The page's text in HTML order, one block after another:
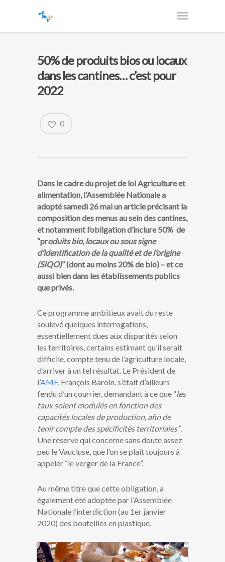
50% de produits bios ou locaux
dans les cantines… c’est pour
2022
0
Dans le cadre du projet de loi Agriculture et
alimentation, l’Assemblée Nationale a
adopté samedi 26 mai un article précisant la
composition des menus au sein des cantines,
et notamment l’obligation d’inclure 50% de
“produits bio, locaux ou sous signe
d’identification de la qualité et de l’origine
(SIQO)” (dont au moins 20% de bio) – et ce
aussi bien dans les établissements publics
que privés.
Ce programme ambitieux avait du reste
soulevé quelques interrogations,
essentiellement dues aux disparités selon
les territoires, certains estimant qu’il serait
difficile, compte tenu de l’agriculture locale,
d’arriver à un tel résultat. Le Président de
l’AMF, François Baroin, s’était d’ailleurs
fendu d’un courrier, demandant à ce que “les
taux soient modulés en fonction des
capacités locales de production, afin de
tenir compte des spécificités territoriales”.
Une réserve qui concerne sans doute assez
peu le Vaucluse, que l’on se plait toujours à
appeler “le verger de la France”.
Au même titre que cette obligation, a
également été adoptée par l’Assemblée
Nationale l’interdiction (au 1er janvier
2020) des bouteilles en plastique.